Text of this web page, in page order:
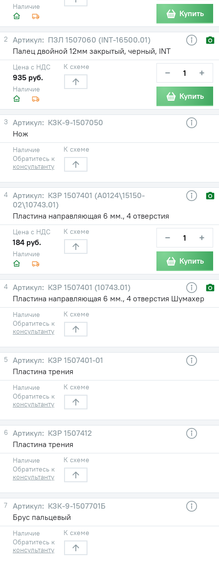
Наличие
Купить
2
ПЗЛ 1507060 (INT-16500.01)
Палец двойной 12мм закрытый, черный, INT
Наличие
Цена с НДС
935 руб.
К схеме − +
Купить
3
КЗК-9-1507050
Нож
Наличие
Обратитесь к
консультанту
К схеме
4
КЗР 1507401 (А0124\15150-
02\10743.01)
Пластина направляющая 6 мм., 4 отверстия
Наличие
Цена с НДС
184 руб.
К схеме − +
Купить
4
КЗР 1507401 (10743.01)
Пластина направляющая 6 мм., 4 отверстия Шумахер
Наличие
Обратитесь к
консультанту
К схеме
5
КЗР 1507401-01
Пластина трения
Наличие
Обратитесь к
консультанту
К схеме
6
КЗР 1507412
Пластина трения
Наличие
Обратитесь к
консультанту
К схеме
7
КЗК-9-1507701Б
Брус пальцевый
Наличие
Обратитесь к
консультанту
К схеме